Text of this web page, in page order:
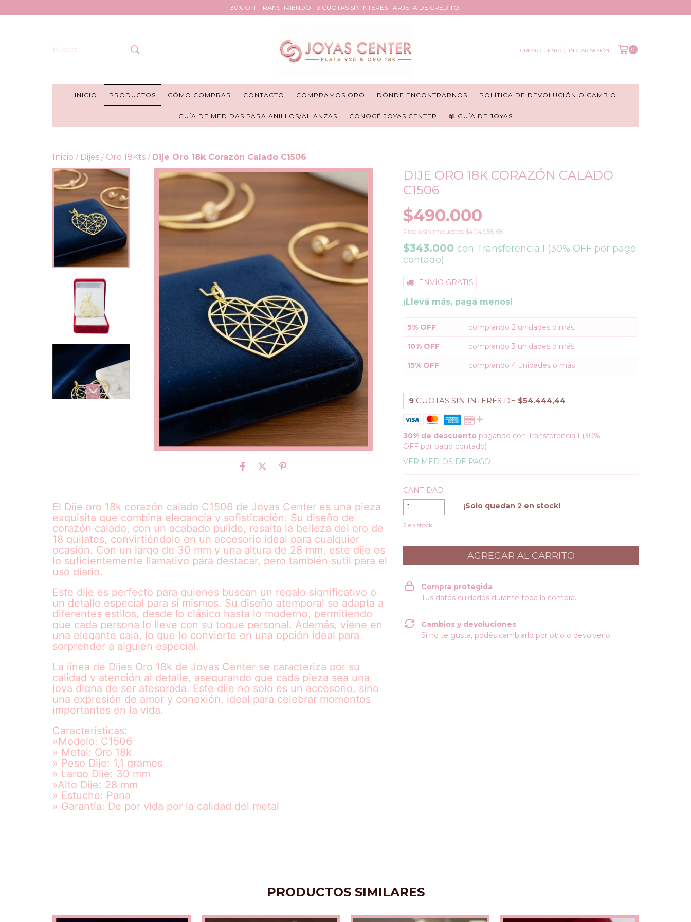
30% OFF TRANSFIRIENDO - 9 CUOTAS SIN INTERÉS TARJETA DE CRÉDITO.
CREAR CUENTA INICIAR SESIÓN 0
INICIO PRODUCTOS CÓMO COMPRAR CONTACTO COMPRAMOS ORO DÓNDE ENCONTRARNOS POLÍTICA DE DEVOLUCIÓN O CAMBIO
GUÍA DE MEDIDAS PARA ANILLOS/ALIANZAS CONOCÉ JOYAS CENTER 📖 GUÍA DE JOYAS
Inicio / Dijes / Oro 18Kts / Dije Oro 18k Corazón Calado C1506
El Dije oro 18k corazón calado C1506 de Joyas Center es una pieza
exquisita que combina elegancia y sofisticación. Su diseño de
corazón calado, con un acabado pulido, resalta la belleza del oro de
18 quilates, convirtiéndolo en un accesorio ideal para cualquier
ocasión. Con un largo de 30 mm y una altura de 28 mm, este dije es
lo suficientemente llamativo para destacar, pero también sutil para el
uso diario.
Este dije es perfecto para quienes buscan un regalo significativo o
un detalle especial para sí mismos. Su diseño atemporal se adapta a
diferentes estilos, desde lo clásico hasta lo moderno, permitiendo
que cada persona lo lleve con su toque personal. Además, viene en
una elegante caja, lo que lo convierte en una opción ideal para
sorprender a alguien especial.
La línea de Dijes Oro 18k de Joyas Center se caracteriza por su
calidad y atención al detalle, asegurando que cada pieza sea una
joya digna de ser atesorada. Este dije no solo es un accesorio, sino
una expresión de amor y conexión, ideal para celebrar momentos
importantes en la vida.
Características:
»Modelo: C1506
» Metal: Oro 18k
» Peso Dije: 1,1 gramos
» Largo Dije: 30 mm
»Alto Dije: 28 mm
» Estuche: Pana
» Garantía: De por vida por la calidad del metal
DIJE ORO 18K CORAZÓN CALADO
C1506
$490.000
Precio sin impuestos $404.958,68
$343.000 con Transferencia I (30% OFF por pago
contado)
ENVÍO GRATIS
¡Llevá más, pagá menos!
5% OFF comprando 2 unidades o más
10% OFF comprando 3 unidades o más
15% OFF comprando 4 unidades o más
9 CUOTAS SIN INTERÉS DE $54.444,44
30% de descuento pagando con Transferencia I (30%
OFF por pago contado)
VER MEDIOS DE PAGO
CANTIDAD
2 en stock
¡Solo quedan2 en stock!
Compra protegida
Tus datos cuidados durante toda la compra.
Cambios y devoluciones
Si no te gusta, podés cambiarlo por otro o devolverlo.
PRODUCTOS SIMILARES